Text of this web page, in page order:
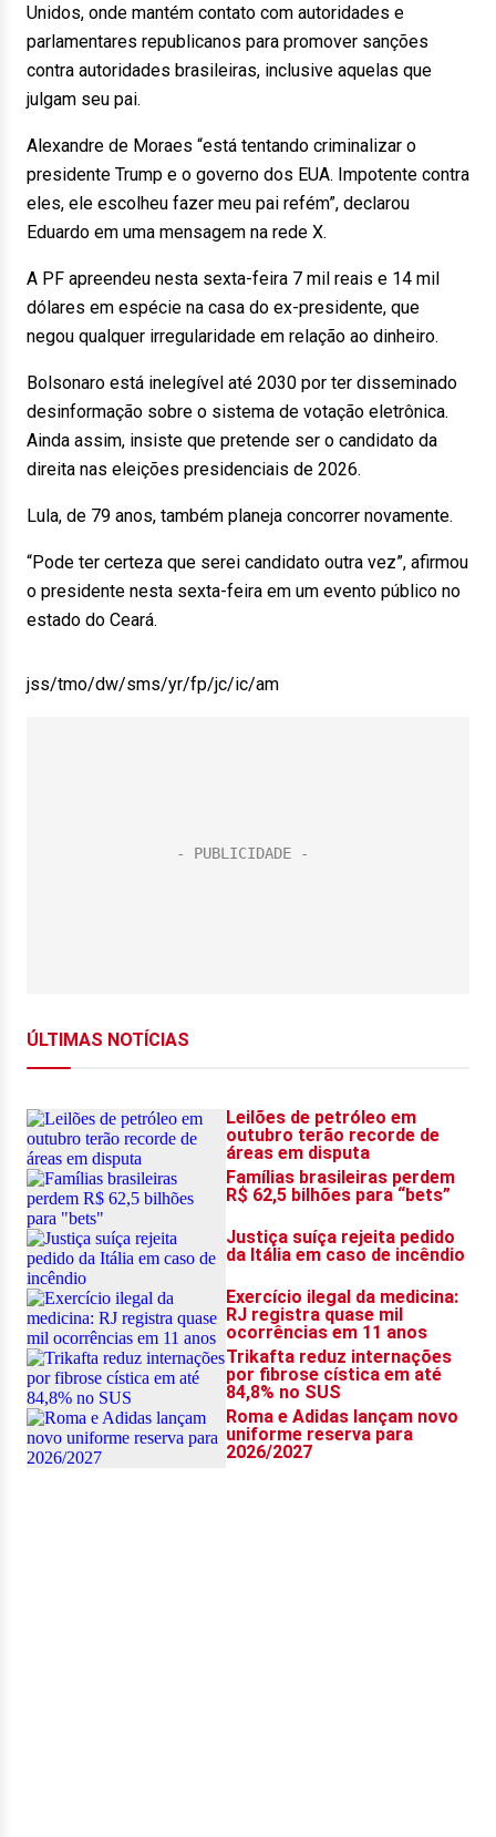
Unidos, onde mantém contato com autoridades e
parlamentares republicanos para promover sanções
contra autoridades brasileiras, inclusive aquelas que
julgam seu pai.
Alexandre de Moraes “está tentando criminalizar o
presidente Trump e o governo dos EUA. Impotente contra
eles, ele escolheu fazer meu pai refém”, declarou
Eduardo em uma mensagem na rede X.
A PF apreendeu nesta sexta-feira 7 mil reais e 14 mil
dólares em espécie na casa do ex-presidente, que
negou qualquer irregularidade em relação ao dinheiro.
Bolsonaro está inelegível até 2030 por ter disseminado
desinformação sobre o sistema de votação eletrônica.
Ainda assim, insiste que pretende ser o candidato da
direita nas eleições presidenciais de 2026.
Lula, de 79 anos, também planeja concorrer novamente.
“Pode ter certeza que serei candidato outra vez”, afirmou
o presidente nesta sexta-feira em um evento público no
estado do Ceará.
jss/tmo/dw/sms/yr/fp/jc/ic/am